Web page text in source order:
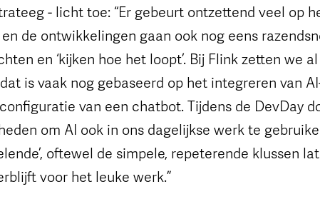
- licht toe: “Er gebeurt ontzettend veel op
de ontwikkelingen gaan ook nog eens
en ‘kijken hoe het loopt’. Bij Flink zetten we
is vaak nog gebaseerd op het integreren van
van een chatbot. Tijdens de DevDay
om AI ook in ons dagelijkse werk te
oftewel de simpele, repeterende klussen
voor het leuke werk.”